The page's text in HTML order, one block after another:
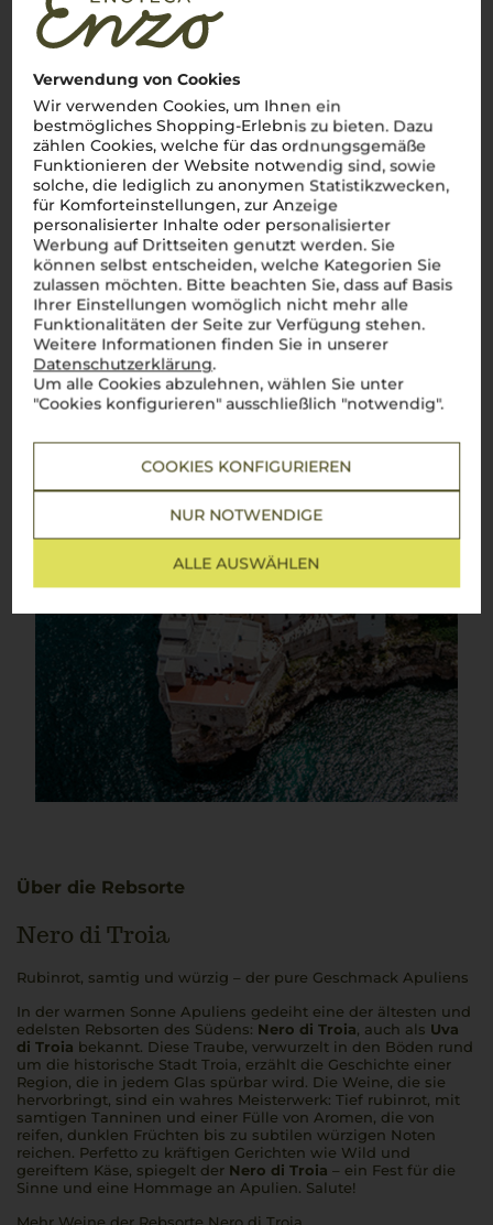
Verwendung von Cookies
Wir verwenden Cookies, um Ihnen ein
bestmögliches Shopping-Erlebnis zu bieten. Dazu
zählen Cookies, welche für das ordnungsgemäße
Funktionieren der Website notwendig sind, sowie
solche, die lediglich zu anonymen Statistikzwecken,
für Komforteinstellungen, zur Anzeige
personalisierter Inhalte oder personalisierter
Werbung auf Drittseiten genutzt werden. Sie
können selbst entscheiden, welche Kategorien Sie
zulassen möchten. Bitte beachten Sie, dass auf Basis
Ihrer Einstellungen womöglich nicht mehr alle
Funktionalitäten der Seite zur Verfügung stehen.
Weitere Informationen finden Sie in unserer
Datenschutzerklärung.
Um alle Cookies abzulehnen, wählen Sie unter
"Cookies konfigurieren" ausschließlich "notwendig".
COOKIES KONFIGURIEREN
NUR NOTWENDIGE
ALLE AUSWÄHLEN
golden scheint und der Mezzogiorno
findet, entstehen Weine, die genauso charaktervoll sind wie
das Land selbst. Von Salento bis Castel del Monte –
Negroamaro. Ein Primitivo di Manduria? Einfach
seiner kräftigen Struktur und den intensiven Aromen erzählt
er Geschichten von warmen Sommernächten und dem Duft
der Macchia. Diese Weine, die Fruchtigkeit, Würze und eine
unverkennbare Mineralität in sich vereinen, sind wie ein
Schluck Süditalien.Perfettofür alle, die den unverfälschten
Geschmack derPugliaentdecken möchten – ein Genuss, der
die Seele berührt.
Mehr Weine aus Apulien
Über die Rebsorte
Nero di Troia
Rubinrot, samtig und würzig – der pure Geschmack Apuliens
In der warmen Sonne Apuliens gedeiht eine der ältesten und
edelsten Rebsorten des Südens: Nero di Troia, auch als Uva
di Troia bekannt. Diese Traube, verwurzelt in den Böden rund
um die historische Stadt Troia, erzählt die Geschichte einer
Region, die in jedem Glas spürbar wird. Die Weine, die sie
hervorbringt, sind ein wahres Meisterwerk: Tief rubinrot, mit
samtigen Tanninen und einer Fülle von Aromen, die von
reifen, dunklen Früchten bis zu subtilen würzigen Noten
reichen. Perfetto zu kräftigen Gerichten wie Wild und
gereiftem Käse, spiegelt der Nero di Troia – ein Fest für die
Sinne und eine Hommage an Apulien. Salute!